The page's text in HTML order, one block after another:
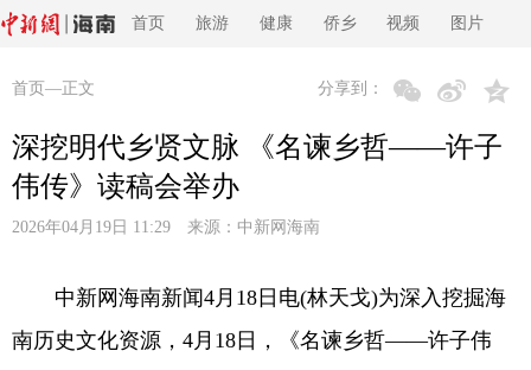
首页 旅游 健康 侨乡 视频 图片
首页 —正文 分享到：
深挖明代乡贤文脉 《名谏乡哲——许子
伟传》读稿会举办
2026年04月19日 11:29 来源： 中新网海南
中新网海南新闻4月18日电(林天戈)为深入挖掘海
南历史文化资源，4月18日，《名谏乡哲——许子伟